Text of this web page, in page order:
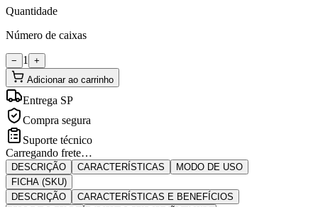
Quantidade
Número de caixas
− 1
+
Adicionar ao carrinho
Entrega SP
Compra segura
Suporte técnico
Carregando frete…
DESCRIÇÃO CARACTERÍSTICAS
MODO DE USO
FICHA (SKU)
DESCRIÇÃO
CARACTERÍSTICAS E BENEFÍCIOS